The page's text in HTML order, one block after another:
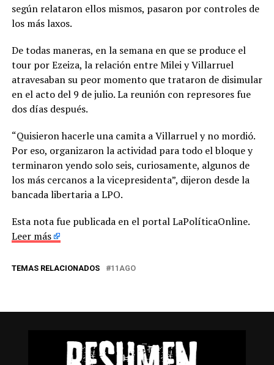
según relataron ellos mismos, pasaron por controles de
los más laxos.
De todas maneras, en la semana en que se produce el
tour por Ezeiza, la relación entre Milei y Villarruel
atravesaban su peor momento que trataron de disimular
en el acto del 9 de julio. La reunión con represores fue
dos días después.
“Quisieron hacerle una camita a Villarruel y no mordió.
Por eso, organizaron la actividad para todo el bloque y
terminaron yendo solo seis, curiosamente, algunos de
los más cercanos a la vicepresidenta”, dijeron desde la
bancada libertaria a LPO.
Esta nota fue publicada en el portal LaPolíticaOnline.
Leer más
TEMAS RELACIONADOS 11AGO